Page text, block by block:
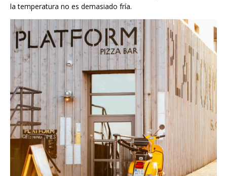
la temperatura no es demasiado fría.